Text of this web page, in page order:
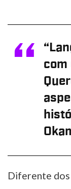
“
com
Diferente